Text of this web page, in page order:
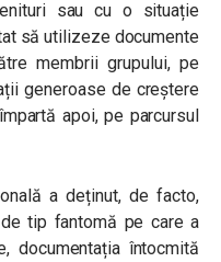
sau cu o situație
să utilizeze documente
membrii grupului, pe
generoase de creștere
apoi, pe parcursul
a deținut, de facto,
tip fantomă pe care a
documentația întocmită